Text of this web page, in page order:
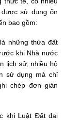
sử dụng ổn
bao gồm:
những thửa đất
khi Nhà nước
lịch sử, nhiều hộ
sử dụng mà chỉ
chép đơn giản
khi Luật Đất đai